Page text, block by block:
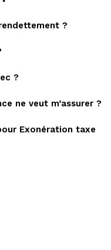
?
?
ne veut m’assurer ?
Exonération taxe